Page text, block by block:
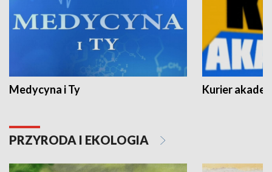
Medycyna i Ty Kurier
PRZYRODA I EKOLOGIA